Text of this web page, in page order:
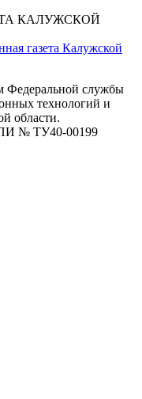
КАЛУЖСКОЙ
Федеральной службы
технологий и
области.
ПИ № ТУ40-00199